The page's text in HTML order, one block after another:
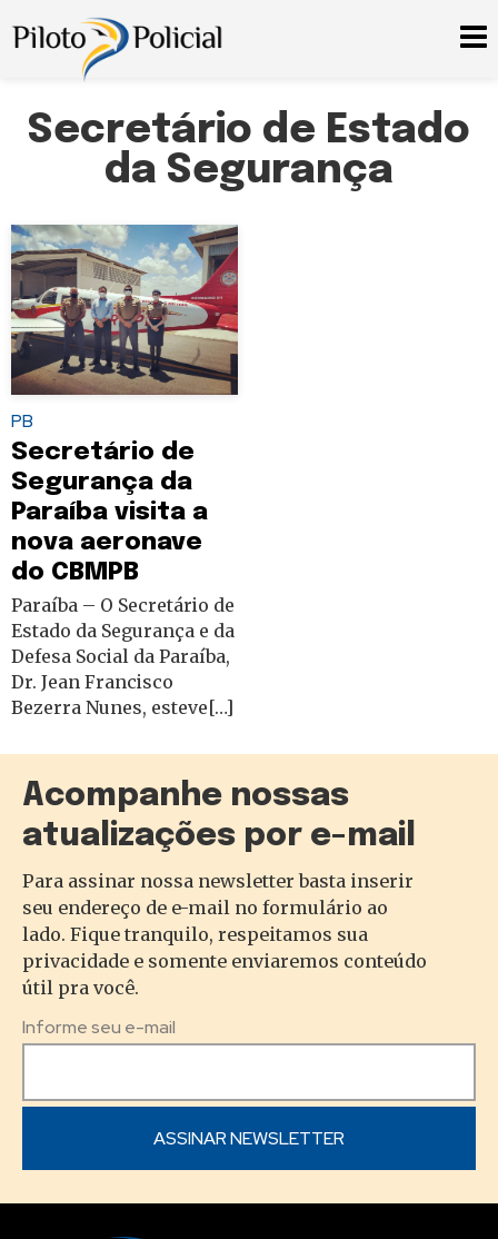
Secretário de Estado
da Segurança
PB
Secretário de
Segurança da
Paraíba visita a
nova aeronave
do CBMPB
Paraíba – O Secretário de
Estado da Segurança e da
Defesa Social da Paraíba,
Dr. Jean Francisco
Bezerra Nunes, esteve[…]
Acompanhe nossas
atualizações por e-mail
Para assinar nossa newsletter basta inserir
seu endereço de e-mail no formulário ao
lado. Fique tranquilo, respeitamos sua
privacidade e somente enviaremos conteúdo
útil pra você.
Informe seu e-mail